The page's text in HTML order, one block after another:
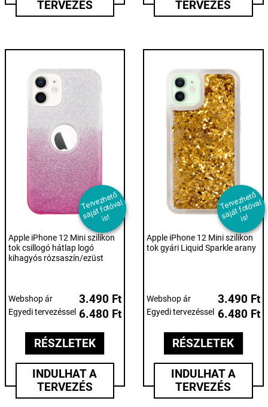
TERVEZÉS TERVEZÉS
T
er
v
e
z
h
et
ő
s
aj
át f
ot
ó
v
al
i
s!
Apple iPhone 12 Mini szilikon
tok csillogó hátlap logó
kihagyós rózsaszín/ezüst
Webshop ár 3.490 Ft
Egyedi tervezéssel 6.480 Ft
RÉSZLETEK
INDULHAT A
TERVEZÉS
T
er
v
e
z
h
et
ő
s
aj
át f
ot
ó
v
al
i
s!
Apple iPhone 12 Mini szilikon
tok gyári Liquid Sparkle arany
Webshop ár 3.490 Ft
Egyedi tervezéssel 6.480 Ft
RÉSZLETEK
INDULHAT A
TERVEZÉS